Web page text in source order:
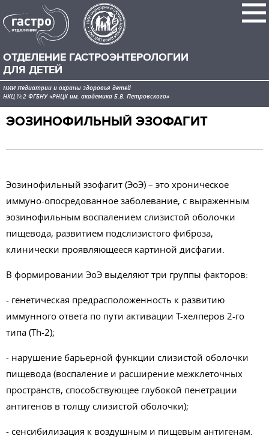
ОТДЕЛЕНИЕ ГАСТРОЭНТЕРОЛОГИИ
ДЛЯ ДЕТЕЙ
НИИ Педиатрии и охраны здоровья детей
НКЦ №2 ФГБНУ «РНЦХ им. академика Б.В. Петровского»
ЭОЗИНОФИЛЬНЫЙ ЭЗОФАГИТ
Эозинофильный эзофагит (ЭоЭ) – это хроническое
иммуно-опосредованное заболевание, с выраженным
эозинофильным воспалением слизистой оболочки
пищевода, развитием подслизистого фиброза,
клинически проявляющееся картиной дисфагии.
В формировании ЭоЭ выделяют три группы факторов:
- генетическая предрасположенность к развитию
иммунного ответа по пути активации Т-хелперов 2-го
типа (Th-2);
- нарушение барьерной функции слизистой оболочки
пищевода (воспаление и расширение межклеточных
пространств, способствующее глубокой пенетрации
антигенов в толщу слизистой оболочки);
- сенсибилизация к воздушным и пищевым антигенам.